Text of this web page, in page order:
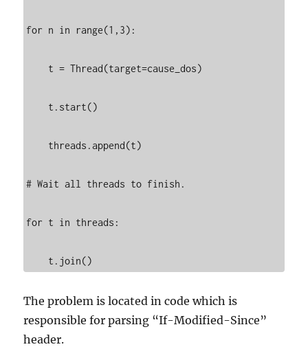
for n in range(1,3):
# Wait all threads to finish.
for t in threads:
    t.join()
The problem is located in code which is
responsible for parsing “If-Modified-Since”
header.